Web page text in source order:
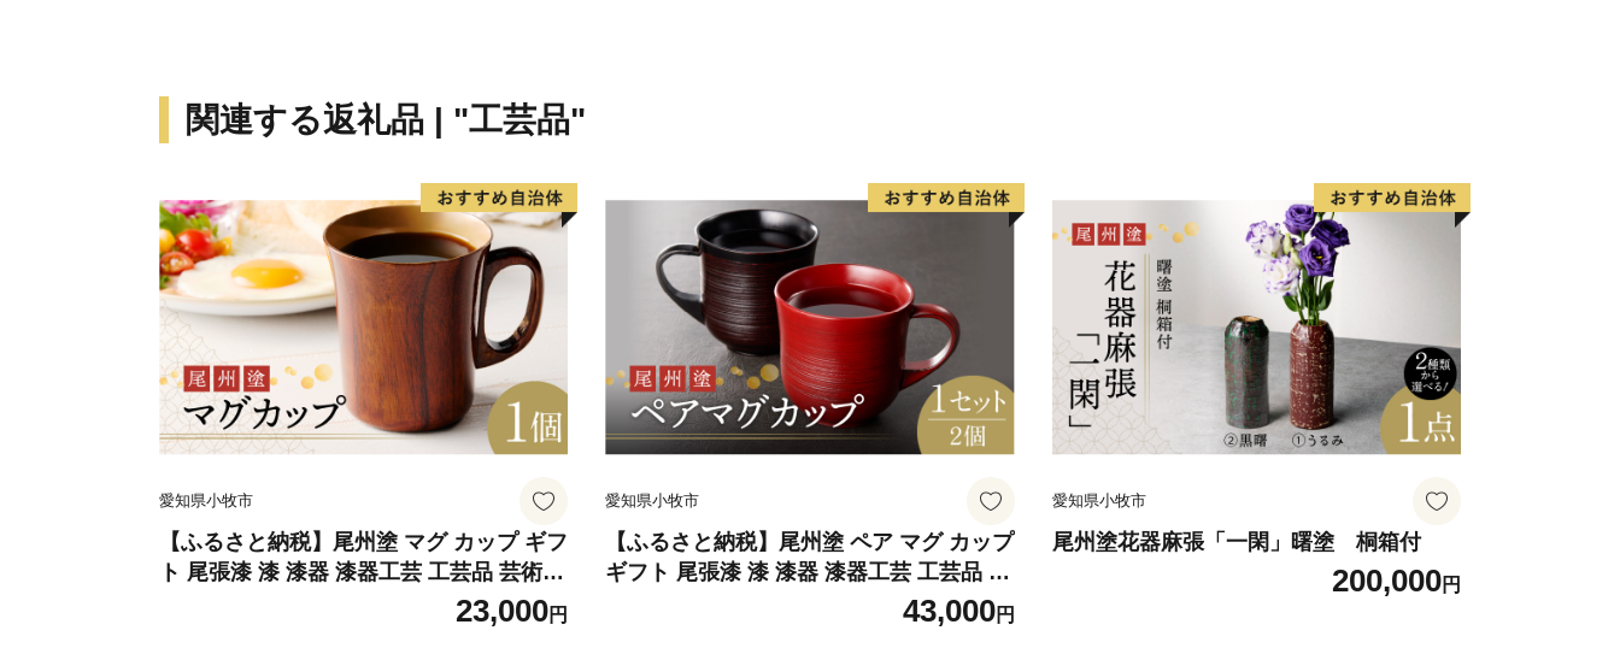
関連する返礼品 | "工芸品"
愛知県小牧市
【ふるさと納税】尾州塗 マグ カップ ギフ
ト 尾張漆 漆 漆器 漆器工芸 工芸品 芸術性
実用性 抗菌性 美味しく安全な食事 手作り
贈答用 くつろぎ おうち時間 プレゼント
23,000円
愛知県小牧市
【ふるさと納税】尾州塗 ペア マグ カップ
ギフト 尾張漆 漆 漆器 漆器工芸 工芸品 芸
術性 実用性 抗菌性 美味しく安全な食事
手作り 贈答用 くつろぎ おうち時間 プレ
43,000円
愛知県小牧市
尾州塗花器麻張「一閑」曙塗 桐箱付
200,000円